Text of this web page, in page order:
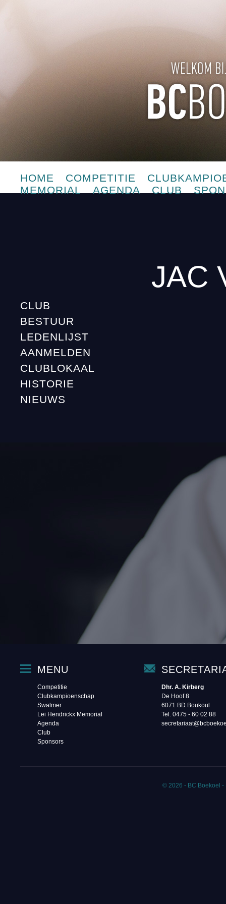
HOME COMPETITIE
MEMORIAL
AGENDA CLUB
CLUB
BESTUUR
LEDENLIJST
AANMELDEN
CLUBLOKAAL
HISTORIE
NIEUWS
JAC
MENU
Competitie
Clubkampioenschap
Swalmer
Lei Hendrickx Memorial
Agenda
Club
Sponsors
Dhr. A. Kirberg
De Hoof 8
6071 BD Boukoul
Tel. 0475 - 60 02 88‬
© 2026 - BC Boekoel